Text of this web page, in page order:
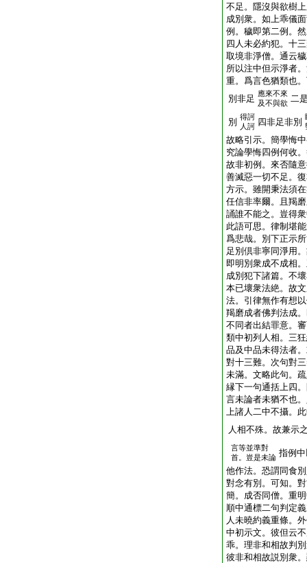
不足。隱沒與欲樹
成別衆。如上乖儀
例。穢即第二例。
四人未必約犯。十
取境非淨僧。通云
所以注中但示淨者
重。爲言色猶類也
別非足 應來不來
及不與欲 二
別 得訶
人訶 四非足非別
故略引示。簡學悔
究論學悔四例何收
故非初例。來否隨
善滅惡一切不足。
方示。雖開秉法須
任信非率爾。且羯
誦誰不能之。豈得
此語可思。律制堪
爲悲哉。別下正示
足別倶非寧同淨用
即明別衆成不成相
成別犯下諸篇。不
本已壞衆法絶。故
法。引律無作有想
羯磨成者佛判法成
不同者出結罪意。
類中初列人相。三
品及中品未得法者
對十三難。次句對
未滿。文略此句。
縁下一句通括上四
言未論者未猶不也
上諸人二中不攝。
人相不殊。故兼示
言等並準對
首。豈是未論 指例
他作法。恐謂同食
對念有別。可知。
簡。成否同僧。重
順中通標二句判定
人未曉約義重條。
中初示文。彼但云
乖。理非和相故判
彼非和相故説別衆